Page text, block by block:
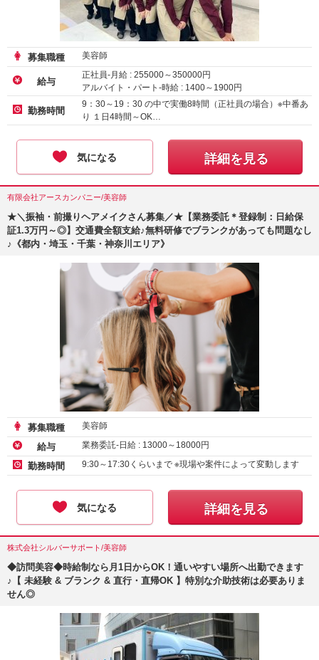
募集職種 美容師
給与
正社員-月給 : 255000～350000円
アルバイト・パート-時給 : 1400～ 1900円
正社員（新卒）-月給230000円～
勤務時間
9：30～19：30 の中で実働8時間（正社員の場合）※中番あ
り １日4時間～OK…
気になる 詳細を見る
有限会社アースカンパニー/美容師
★＼振袖・前撮りヘアメイクさん募集／★【業務委託＊登録制：日給保
証1.3万円～◎】交通費全額支給♪無料研修でブランクがあっても問題なし
♪《都内・埼玉・千葉・神奈川エリア》
募集職種 美容師
給与 業務委託-日給 : 13000～ 18000円
勤務時間 9:30～17:30くらいまで ※現場や案件によって変動します
気になる 詳細を見る
株式会社シルバーサポート/美容師
◆訪問美容◆時給制なら月1日からOK！通いやすい場所へ出勤できます
♪【 未経験 & ブランク & 直行・直帰OK 】特別な介助技術は必要ありま
せん◎